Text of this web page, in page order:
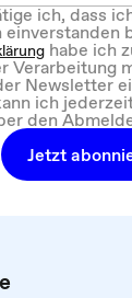
ich, dass
habe ich
Verarbeitung
Newsletter
ich
den
Jetzt